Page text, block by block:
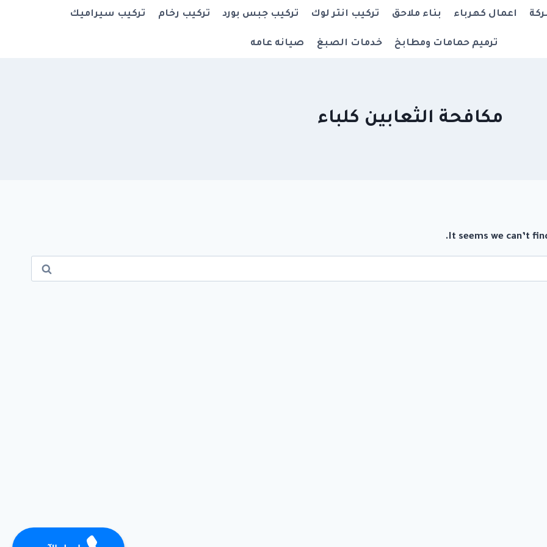
اعمال كهرباء بناء ملاحق تركيب انتر لوك تركيب جبس بورد تركيب رخام تركيب سيراميك
ترميم حمامات ومطابخ خدمات الصبغ صيانه عامه
مكافحة الثعابين كلباء
It seems we can’t